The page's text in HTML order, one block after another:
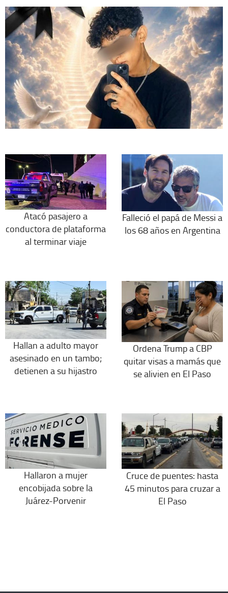
Atacó pasajero a
conductora de plataforma
al terminar viaje
Falleció el papá de Messi a
los 68 años en Argentina
Hallan a adulto mayor
asesinado en un tambo;
detienen a su hijastro
Ordena Trump a CBP
quitar visas a mamás que
se alivien en El Paso
Hallaron a mujer
encobijada sobre la
Juárez-Porvenir
Cruce de puentes: hasta
45 minutos para cruzar a
El Paso